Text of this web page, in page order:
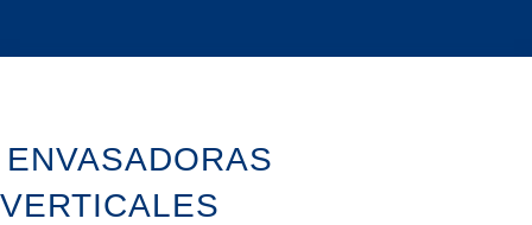
ENVASADORAS
VERTICALES